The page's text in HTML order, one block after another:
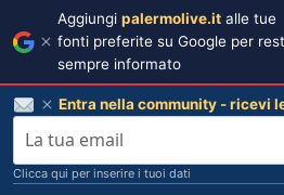
Aggiungi palermolive.it alle tue
fonti preferite su Google per
sempre informato
Entra nella community - ricevi
Clicca qui per inserire i tuoi dati